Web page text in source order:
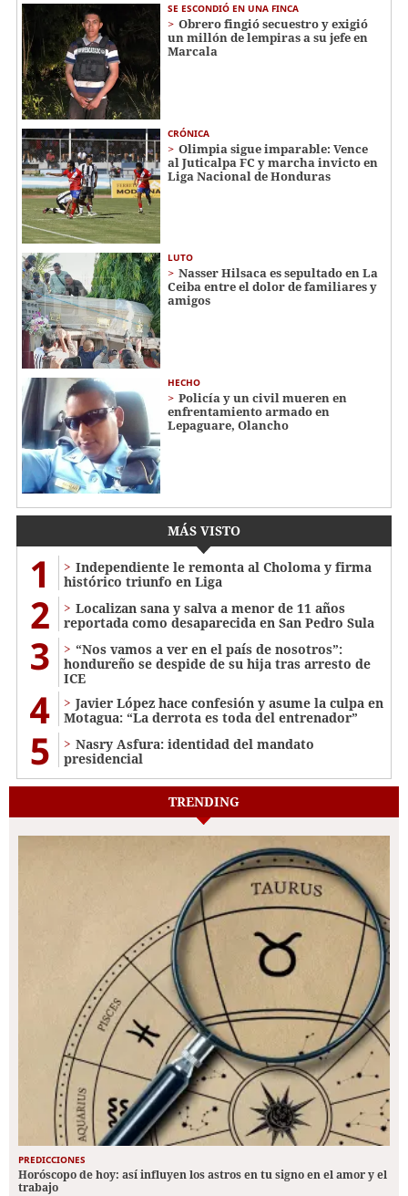
SE ESCONDIÓ EN UNA FINCA
Obrero fingió secuestro y exigió
un millón de lempiras a su jefe en
Marcala
CRÓNICA
Olimpia sigue imparable: Vence
al Juticalpa FC y marcha invicto en
Liga Nacional de Honduras
LUTO
Nasser Hilsaca es sepultado en La
Ceiba entre el dolor de familiares y
amigos
HECHO
Policía y un civil mueren en
enfrentamiento armado en
Lepaguare, Olancho
MÁS VISTO
1
Independiente le remonta al Choloma y firma
histórico triunfo en Liga
2
Localizan sana y salva a menor de 11 años
reportada como desaparecida en San Pedro Sula
3
“Nos vamos a ver en el país de nosotros”:
hondureño se despide de su hija tras arresto de
ICE
4
Javier López hace confesión y asume la culpa en
Motagua: “La derrota es toda del entrenador”
5
Nasry Asfura: identidad del mandato
presidencial
TRENDING
PREDICCIONES
Horóscopo de hoy: así influyen los astros en tu signo en el amor y el
trabajo